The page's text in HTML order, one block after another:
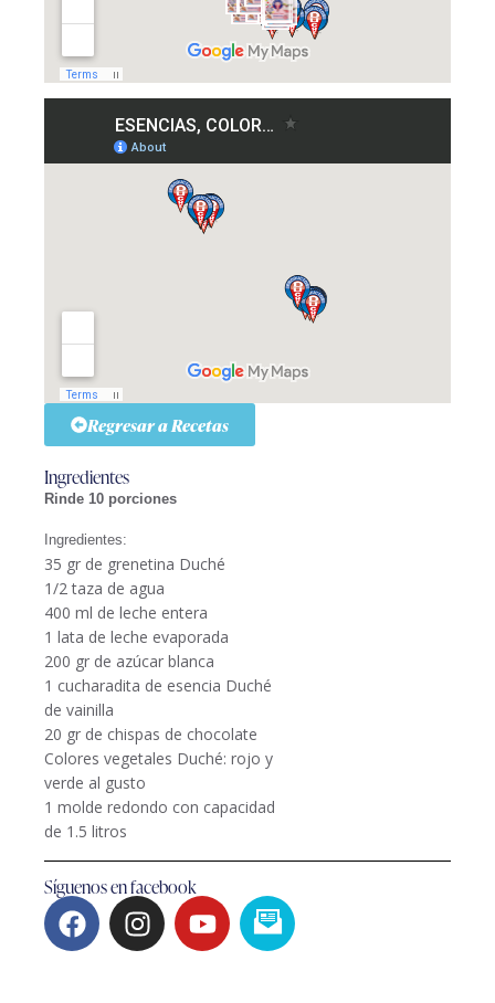
Regresar a Recetas
Ingredientes
Rinde 10 porciones
Ingredientes:
35 gr de grenetina Duché
1/2 taza de agua
400 ml de leche entera
1 lata de leche evaporada
200 gr de azúcar blanca
1 cucharadita de esencia Duché
de vainilla
20 gr de chispas de chocolate
Colores vegetales Duché: rojo y
verde al gusto
1 molde redondo con capacidad
de 1.5 litros
Síguenos en facebook